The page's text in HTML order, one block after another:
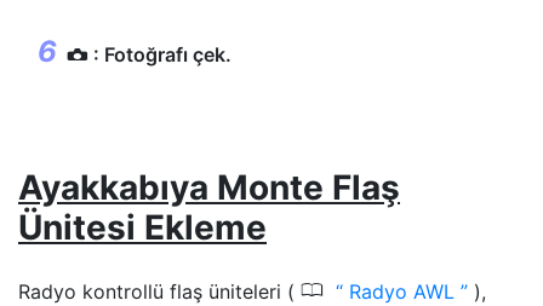
C : Fotoğrafı çek.
Ayakkabıya Monte Flaş
Ünitesi Ekleme
Radyo kontrollü flaş üniteleri ( 0 Radyo AWL
),